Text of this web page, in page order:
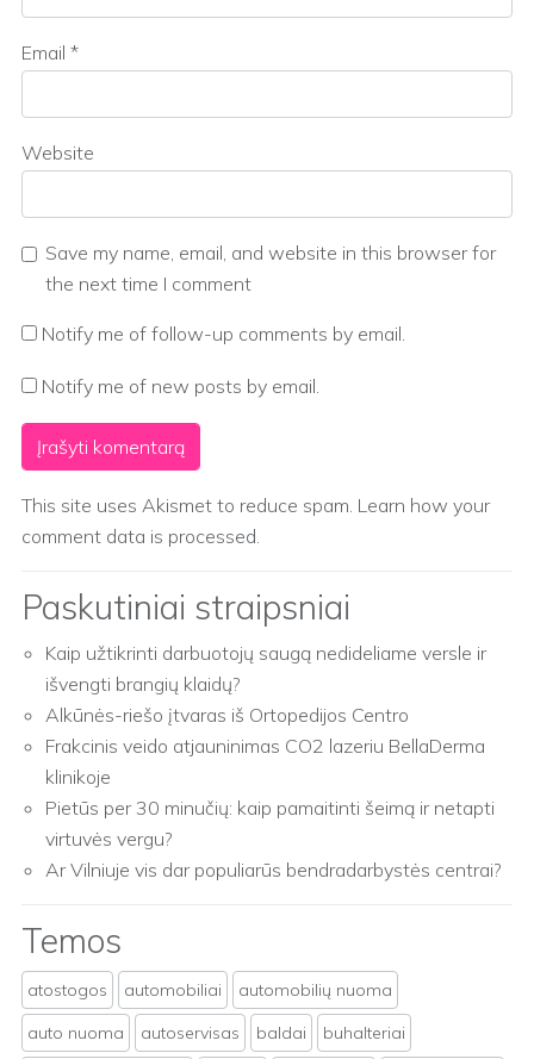
Email *
Website
Save my name, email, and website in this browser for
the next time I comment
Notify me of follow-up comments by email.
Notify me of new posts by email.
This site uses Akismet to reduce spam. Learn how your
comment data is processed.
Paskutiniai straipsniai
Kaip užtikrinti darbuotojų saugą nedideliame versle ir
išvengti brangių klaidų?
Alkūnės-riešo įtvaras iš Ortopedijos Centro
Frakcinis veido atjauninimas CO2 lazeriu BellaDerma
klinikoje
Pietūs per 30 minučių: kaip pamaitinti šeimą ir netapti
virtuvės vergu?
Ar Vilniuje vis dar populiarūs bendradarbystės centrai?
Temos
atostogos automobiliai
automobilių nuoma
auto nuoma
autoservisas baldai
buhalteriai